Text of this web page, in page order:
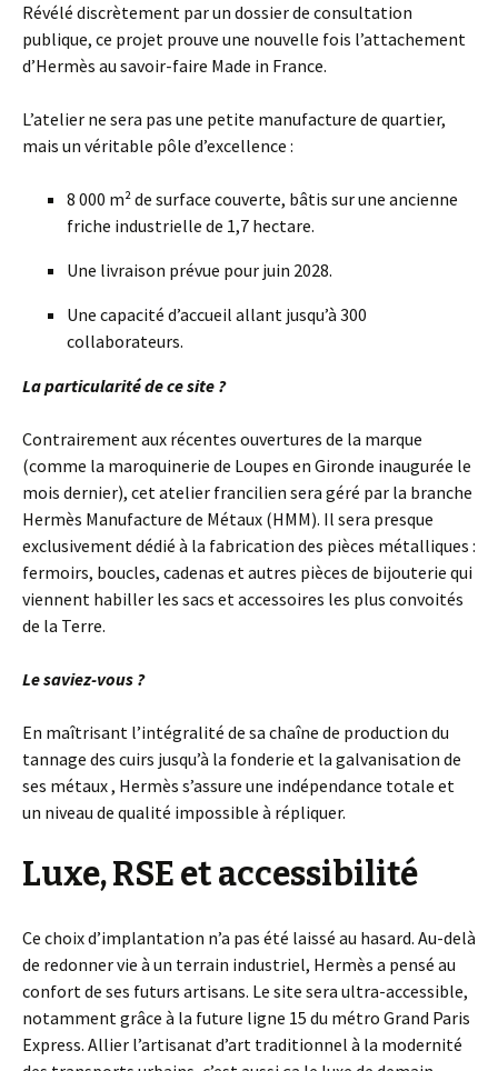
Révélé discrètement par un dossier de consultation
publique, ce projet prouve une nouvelle fois l’attachement
d’Hermès au savoir-faire Made in France.
L’atelier ne sera pas une petite manufacture de quartier,
mais un véritable pôle d’excellence :
8 000 m² de surface couverte, bâtis sur une ancienne
friche industrielle de 1,7 hectare.
Une livraison prévue pour juin 2028.
Une capacité d’accueil allant jusqu’à 300
collaborateurs.
La particularité de ce site ?
Contrairement aux récentes ouvertures de la marque
(comme la maroquinerie de Loupes en Gironde inaugurée le
mois dernier), cet atelier francilien sera géré par la branche
Hermès Manufacture de Métaux (HMM). Il sera presque
exclusivement dédié à la fabrication des pièces métalliques :
fermoirs, boucles, cadenas et autres pièces de bijouterie qui
viennent habiller les sacs et accessoires les plus convoités
de la Terre.
Le saviez-vous ?
En maîtrisant l’intégralité de sa chaîne de production du
tannage des cuirs jusqu’à la fonderie et la galvanisation de
ses métaux , Hermès s’assure une indépendance totale et
un niveau de qualité impossible à répliquer.
Luxe, RSE et accessibilité
Ce choix d’implantation n’a pas été laissé au hasard. Au-delà
de redonner vie à un terrain industriel, Hermès a pensé au
confort de ses futurs artisans. Le site sera ultra-accessible,
notamment grâce à la future ligne 15 du métro Grand Paris
Express. Allier l’artisanat d’art traditionnel à la modernité